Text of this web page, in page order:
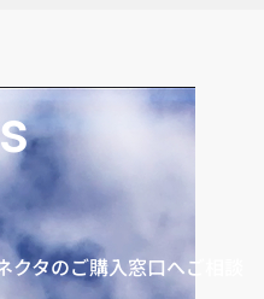
付き
タのご購入窓口へご相談